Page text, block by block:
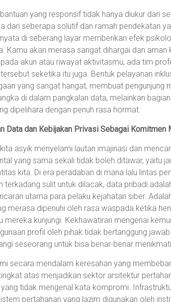
yang responsif tidak hanya diukur dari
dari seberapa solutif dan ramah pendekatan
di seberang layar memberikan efek
Kamu akan merasa sangat dihargai dan
akun atau riwayat aktivitasmu, ada tim
seketika itu juga. Bentuk pelayanan
yang sangat hangat, membuat pengunjung
di dalam pangkalan data, melainkan
dipelihara dengan penuh rasa hormat.
Data dan Kebijakan Privasi Sebagai Komitmen
asyik menyelami lautan imajinasi dan
yang sama sekali tidak boleh ditawar, yaitu
kita. Di era peradaban di mana lalu lintas
terkadang sulit untuk dilacak, data pribadi
utama para pelaku kejahatan siber.
merasa dipenuhi oleh rasa waspada ketika
mereka kunjungi. Kekhawatiran mengenai
profil oleh pihak tidak bertanggung
seseorang untuk bisa benar-benar
secara mendalam keresahan yang
atas menjadikan sektor arsitektur
tidak mengenal kata kompromi.
pertahanan yang lazim digunakan oleh